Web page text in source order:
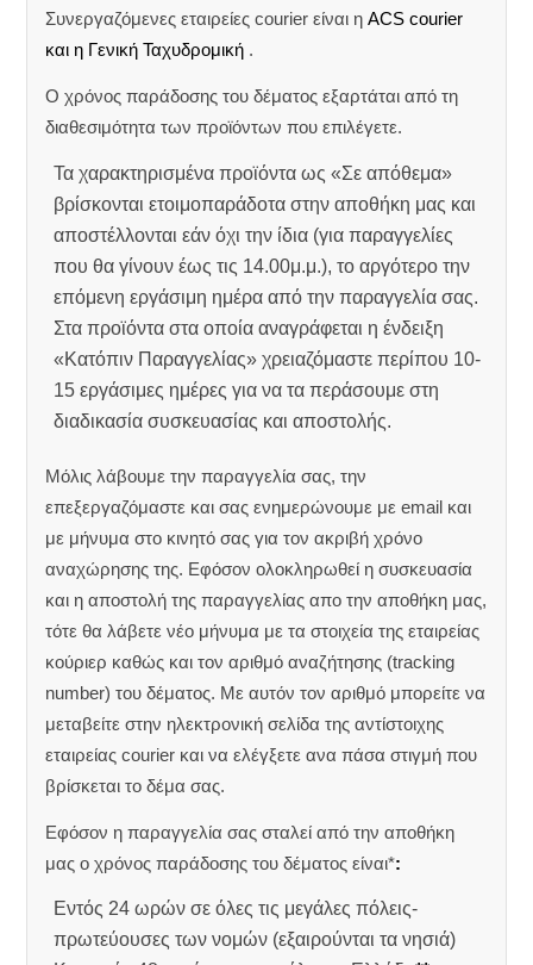
Συνεργαζόμενες εταιρείες courier είναι ηACS courier
και η Γενική Ταχυδρομική .
Ο χρόνος παράδοσης του δέματος εξαρτάται από τη
διαθεσιμότητα των προϊόντων που επιλέγετε.
Τα χαρακτηρισμένα προϊόντα ως «Σε απόθεμα»
βρίσκονται ετοιμοπαράδοτα στην αποθήκη μας και
αποστέλλονται εάν όχι την ίδια (για παραγγελίες
που θα γίνουν έως τις 14.00μ.μ.), το αργότερο την
επόμενη εργάσιμη ημέρα από την παραγγελία σας.
Στα προϊόντα στα οποία αναγράφεται η ένδειξη
«Κατόπιν Παραγγελίας» χρειαζόμαστε περίπου 10-
15 εργάσιμες ημέρες για να τα περάσουμε στη
διαδικασία συσκευασίας και αποστολής.
Μόλις λάβουμε την παραγγελία σας, την
επεξεργαζόμαστε και σας ενημερώνουμε με email και
με μήνυμα στο κινητό σας για τον ακριβή χρόνο
αναχώρησης της. Εφόσον ολοκληρωθεί η συσκευασία
και η αποστολή της παραγγελίας απο την αποθήκη μας,
τότε θα λάβετε νέο μήνυμα με τα στοιχεία της εταιρείας
κούριερ καθώς και τον αριθμό αναζήτησης (tracking
number) του δέματος. Με αυτόν τον αριθμό μπορείτε να
μεταβείτε στην ηλεκτρονική σελίδα της αντίστοιχης
εταιρείας courier και να ελέγξετε ανα πάσα στιγμή που
βρίσκεται το δέμα σας.
Εφόσον η παραγγελία σας σταλεί από την αποθήκη
μας ο χρόνος παράδοσης του δέματος είναι*:
Εντός 24 ωρών σε όλες τις μεγάλες πόλεις-
πρωτεύουσες των νομών (εξαιρούνται τα νησιά)